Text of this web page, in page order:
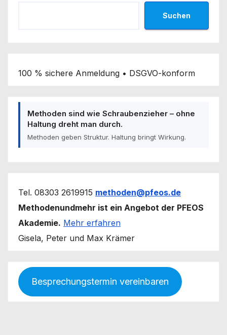
Suchen
100 % sichere Anmeldung • DSGVO-konform
Methoden sind wie Schraubenzieher – ohne
Haltung dreht man durch.
Methoden geben Struktur. Haltung bringt Wirkung.
Tel. 08303 2619915 methoden@pfeos.de
Methodenundmehr ist ein Angebot der PFEOS
Akademie. Mehr erfahren
Gisela, Peter und Max Krämer
Besprechungstermin vereinbaren